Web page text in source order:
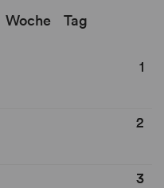
Woche Tag
1
2
3